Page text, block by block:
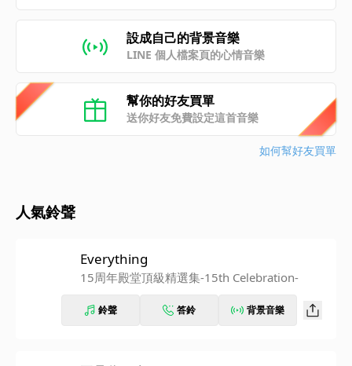
設成自己的背景音樂
LINE 個人檔案頁的心情音樂
幫你的好友買單
送你好友免費設定這首音樂
如何幫好友買單
人氣鈴聲
Everything
15周年殿堂頂級精選集-15th Celebration-
鈴聲 答鈴 背景音樂